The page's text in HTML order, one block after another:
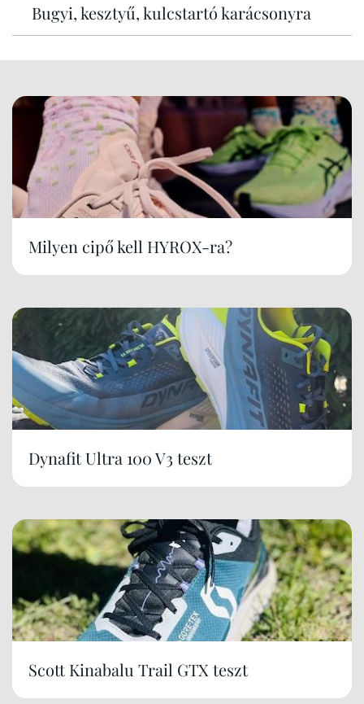
Bugyi, kesztyű, kulcstartó karácsonyra
Milyen cipő kell HYROX-ra?
Dynafit Ultra 100 V3 teszt
Scott Kinabalu Trail GTX teszt